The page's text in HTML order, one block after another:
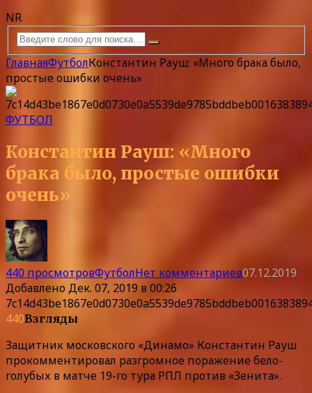
NR
ГлавнаяФутболКонстантин Рауш: «Много брака было,
простые ошибки очень»
ФУТБОЛ
Константин Рауш: «Много
брака было, простые ошибки
очень»
440 просмотровФутболНет комментариев07.12.2019
ДобавленоДек. 07, 2019 в 00:26
440Взгляды
Защитник московского «Динамо» Константин Рауш
прокомментировал разгромное поражение бело-
голубых в матче 19-го тура РПЛ против «Зенита».